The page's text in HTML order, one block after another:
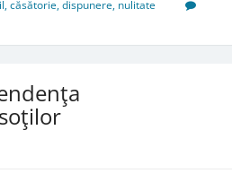
,căsătorie,dispunere, nulitate